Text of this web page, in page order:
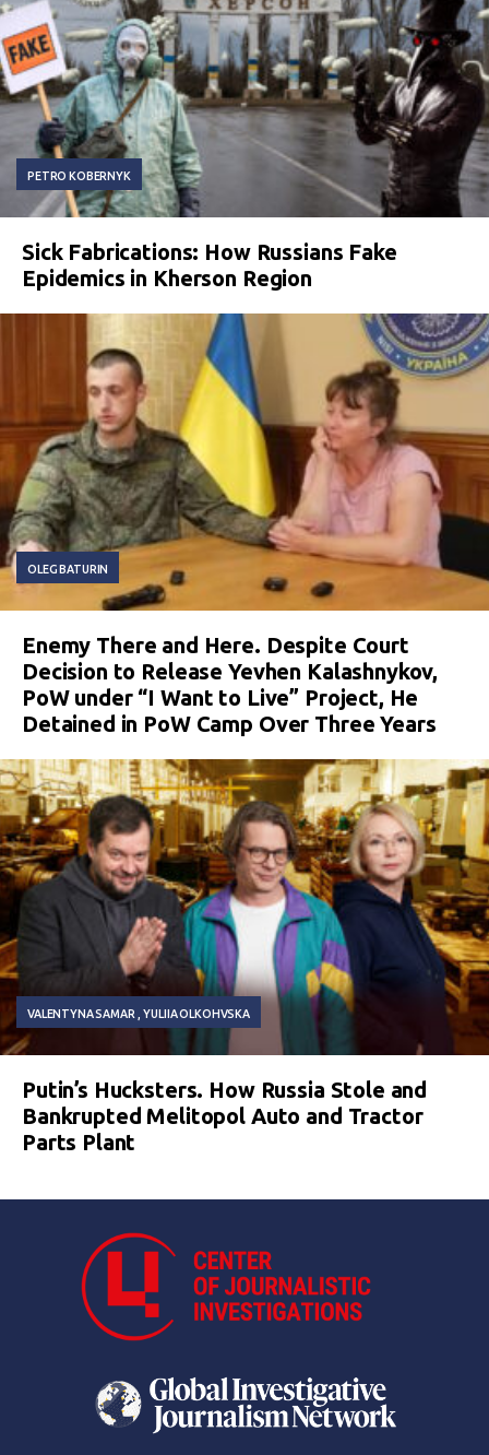
PETRO KOBERNYK
Sick Fabrications: How Russians Fake
Epidemics in Kherson Region
OLEG BATURIN
Enemy There and Here. Despite Court
Decision to Release Yevhen Kalashnykov,
PoW under “I Want to Live” Project, He
Detained in PoW Camp Over Three Years
VALENTYNA SAMAR YULIIA OLKOHVSKA
Putin’s Hucksters. How Russia Stole and
Bankrupted Melitopol Auto and Tractor
Parts Plant